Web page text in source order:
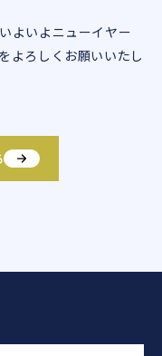
よいよニューイヤー
よろしくお願いいたし